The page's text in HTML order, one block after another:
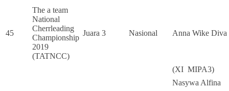
45
The a team
National
Cherrleading
Championship
2019
(TATNCC)
Juara 3 Nasional Anna Wike Diva
(XI MIPA3)
Nasywa Alfina